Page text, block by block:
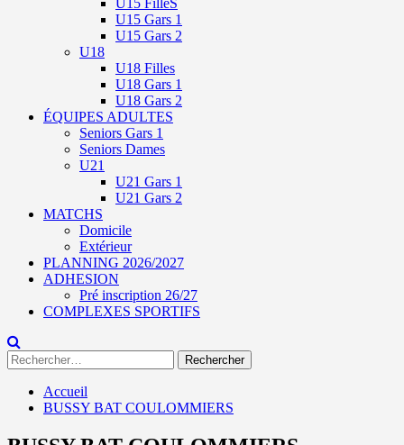
U15 FilleS
U15 Gars 1
U15 Gars 2
U18
U18 Filles
U18 Gars 1
U18 Gars 2
ÉQUIPES ADULTES
Seniors Gars 1
Seniors Dames
U21
U21 Gars 1
U21 Gars 2
MATCHS
Domicile
Extérieur
PLANNING 2026/2027
ADHESION
Pré inscription 26/27
COMPLEXES SPORTIFS
Rechercher :
Accueil
BUSSY BAT COULOMMIERS